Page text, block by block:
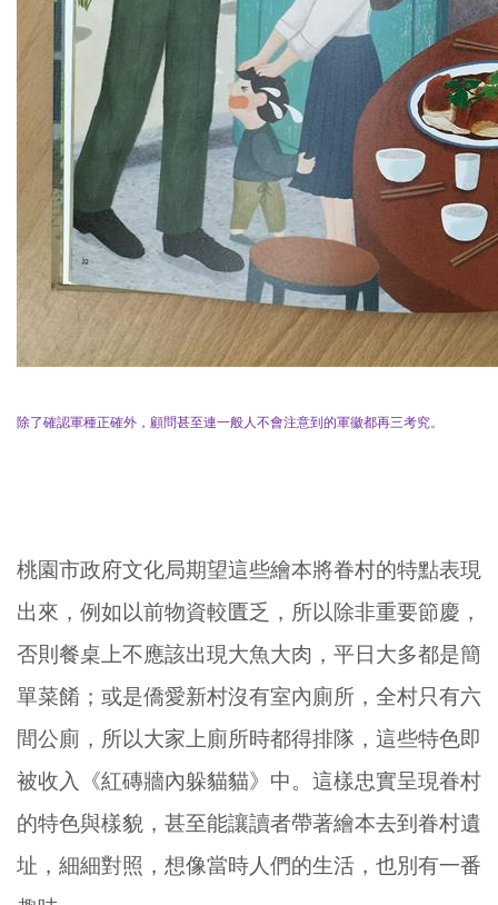
除了確認軍種正確外，顧問甚至連一般人不會注意到的軍徽都再三考究。
桃園市政府文化局期望這些繪本將眷村的特點表現
出來，例如以前物資較匱乏，所以除非重要節慶，
否則餐桌上不應該出現大魚大肉，平日大多都是簡
單菜餚；或是僑愛新村沒有室內廁所，全村只有六
間公廁，所以大家上廁所時都得排隊，這些特色即
被收入《紅磚牆內躲貓貓》中。這樣忠實呈現眷村
的特色與樣貌，甚至能讓讀者帶著繪本去到眷村遺
址，細細對照，想像當時人們的生活，也別有一番